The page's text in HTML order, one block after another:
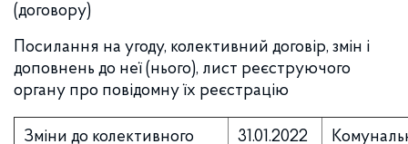
(договору)
Посилання на угоду, колективний договір, змін і
доповнень до неї (нього), лист реєструючого
органу про повідомну їх реєстрацію
Зміни до колективного
31.01.2022